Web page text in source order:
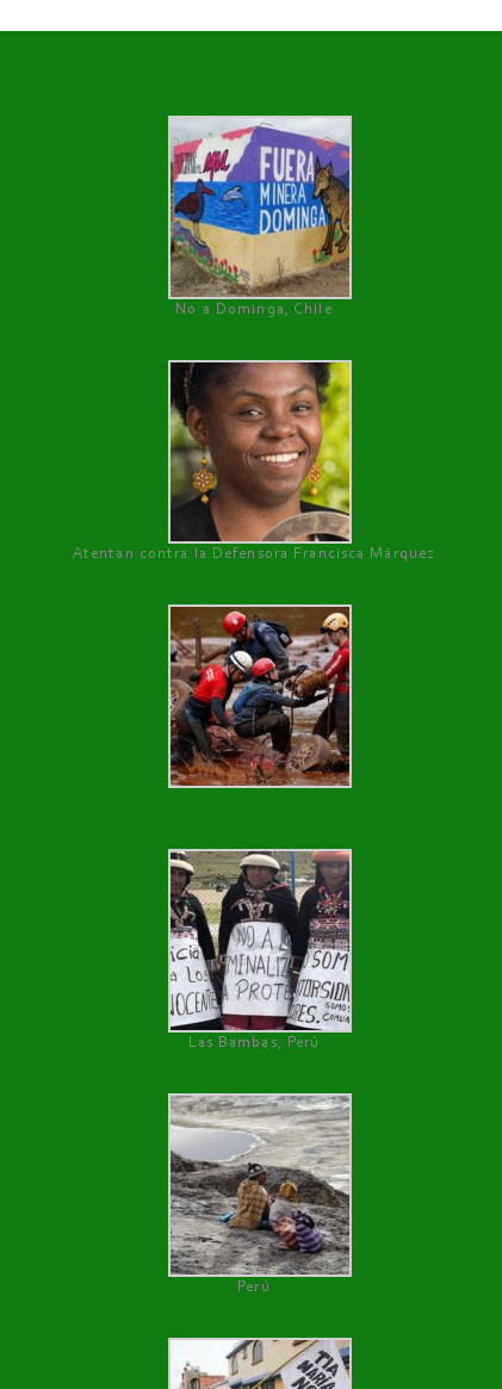
No a Dominga, Chile
Atentan contra la Defensora Francisca Márquez
Las Bambas, Perú
Perú